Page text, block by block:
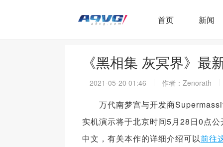
首页 新闻
《黑相集 灰冥界》
2021-05-20 01:46 作者：Zenorath
万代南梦宫与开发商
实机演示将于北京时间5月28日0点
中文，有关本作的详细介绍可以前往